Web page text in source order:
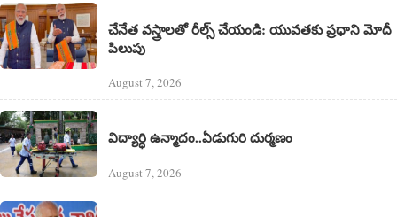
చేనేత వస్త్రాలతో రీల్స్ చేయండి: యువతకు ప్రధాని మోదీ
పిలుపు
August 7, 2026
విద్యార్ధి ఉన్మాదం..ఏడుగురి దుర్మణం
August 7, 2026